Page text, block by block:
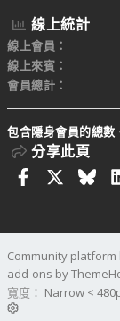
線上統計
線上會員
線上來賓
會員總計
包含隱身會員的總數
分享此頁
Facebook
Community platform
add-ons by
寬度